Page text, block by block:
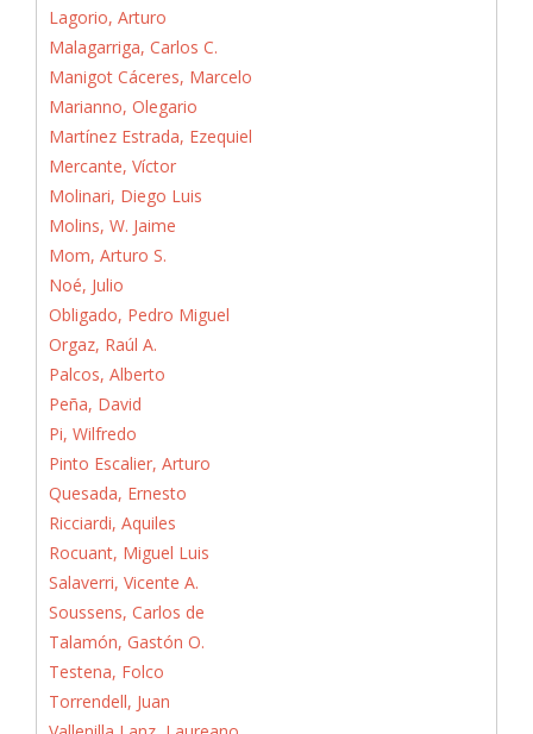
Lagorio, Arturo
Malagarriga, Carlos C.
Manigot Cáceres, Marcelo
Marianno, Olegario
Martínez Estrada, Ezequiel
Mercante, Víctor
Molinari, Diego Luis
Molins, W. Jaime
Mom, Arturo S.
Noé, Julio
Obligado, Pedro Miguel
Orgaz, Raúl A.
Palcos, Alberto
Peña, David
Pi, Wilfredo
Pinto Escalier, Arturo
Quesada, Ernesto
Ricciardi, Aquiles
Rocuant, Miguel Luis
Salaverri, Vicente A.
Soussens, Carlos de
Talamón, Gastón O.
Testena, Folco
Torrendell, Juan